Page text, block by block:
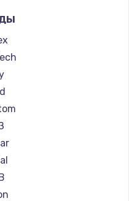
Artelv
Hakko
HALES
Leica
Vector Optics
Carl Zeiss
Zeiss
Global Vision
Pilad
Arkon
ANYSMART